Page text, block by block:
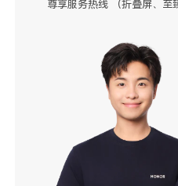
尊享服务热线 （折叠屏、至